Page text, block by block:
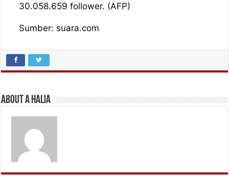
30.058.659 follower. (AFP)
Sumber: suara.com
About A Halia